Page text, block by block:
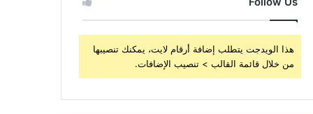
هذا الويدجت يتطلب إضافة أرقام لايت، يمكنك تنصيبها
من خلال قائمة القالب > تنصيب الإضافات.